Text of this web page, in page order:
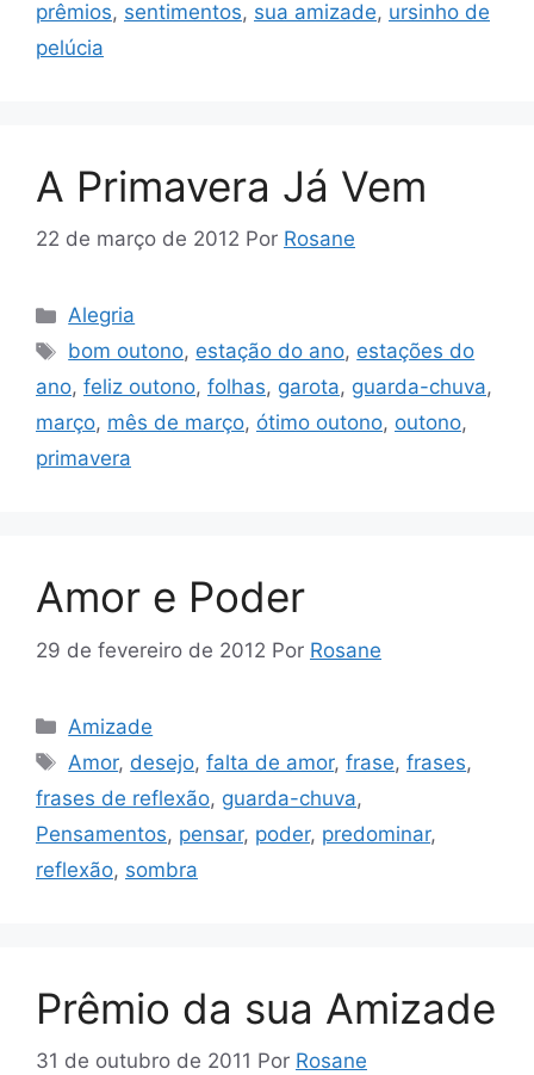
prêmios, sentimentos, sua amizade, ursinho de
pelúcia
A Primavera Já Vem
22 de março de 2012 Por Rosane
Categorias
Alegria
Tags
bom outono, estação do ano, estações do
ano, feliz outono, folhas, garota, guarda-chuva,
março, mês de março, ótimo outono, outono,
primavera
Amor e Poder
29 de fevereiro de 2012 Por Rosane
Categorias
Amizade
Tags
Amor, desejo,falta de amor,frase,frases,
frases de reflexão, guarda-chuva,
Pensamentos, pensar, poder, predominar,
reflexão, sombra
Prêmio da sua Amizade
31 de outubro de 2011 Por Rosane